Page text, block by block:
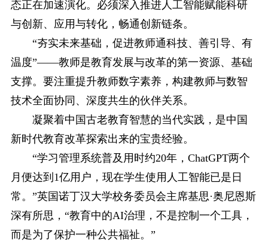
态正在加速演化。必须深入推进人工智能赋能科研
与创新、应用与转化，畅通创新链条。
“夯实未来基础，促进教师通科技、善引导、有
温度”——教师是教育发展与改革的第一资源、基础
支撑。要注重提升教师数字素养，构建教师与数智
技术全面协同、深度共生的伙伴关系。
凝聚着中国古老教育智慧的当代实践，是中国
新时代教育改革探索出来的宝贵经验。
“学习管理系统普及用时约20年，ChatGPT两个
月便达到1亿用户，现在学生使用人工智能已是日
常。”英国诺丁汉大学校务委员会主席基思·奥尼恩斯
深有所思，“教育中的AI治理，不是控制一个工具，
而是为了保护一种公共福祉。”